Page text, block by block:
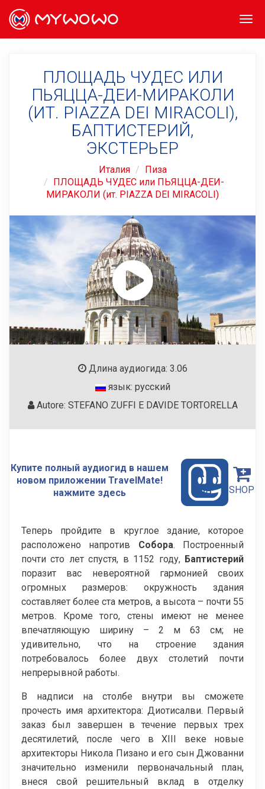
ПЛОЩАДЬ ЧУДЕС ИЛИ
ПЬЯЦЦА-ДЕИ-МИРАКОЛИ
(ИТ. PIAZZA DEI MIRACOLI),
БАПТИСТЕРИЙ,
ЭКСТЕРЬЕР
Италия
Пиза
ПЛОЩАДЬ ЧУДЕС или ПЬЯЦЦА-ДЕИ-
МИРАКОЛИ (ит. PIAZZA DEI MIRACOLI)
Длина аудиогида: 3.06
язык: русский
Autore: STEFANO ZUFFI E DAVIDE TORTORELLA
Купите полный аудиогид в нашем
новом приложении TravelMate!
нажмите здесь
SHOP
Теперь пройдите в круглое здание, которое
расположено напротив Собора. Построенный
почти сто лет спустя, в 1152 году, Баптистерий
поразит вас невероятной гармонией своих
огромных размеров: окружность здания
составляет более ста метров, а высота – почти 55
метров. Кроме того, стены имеют не менее
впечатляющую ширину – 2 м 63 см; не
удивительно, что на строение здания
потребовалось более двух столетий почти
непрерывной работы.
В надписи на столбе внутри вы сможете
прочесть имя архитектора: Диотисалви. Первый
заказ был завершен в течение первых трех
десятилетий, после чего в XIII веке новые
архитекторы Никола Пизано и его сын Джованни
значительно изменили первоначальный план,
внеся свой решительный вклад в отделку